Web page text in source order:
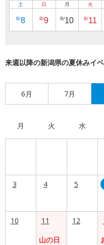
土
8/8
日
8/9
月
8/10
火
8/11
来週以降の新潟県の夏休みイ
6月 7月
月 火 水
3 4 5
10
11
山の日
12